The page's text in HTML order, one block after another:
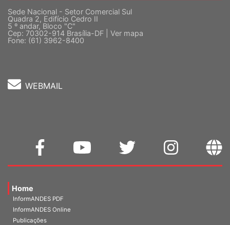
Sede Nacional - Setor Comercial Sul
Quadra 2, Edifício Cedro II
5 º andar, Bloco "C"
Cep: 70302-914 Brasília-DF | Ver mapa
Fone: (61) 3962-8400
WEBMAIL
Home
InformANDES PDF
InformANDES Online
Publicações